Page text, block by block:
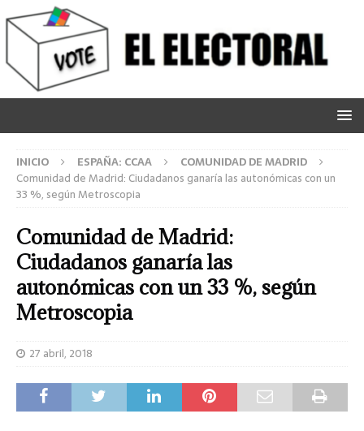
INICIO ESPAÑA: CCAA
COMUNIDAD DE MADRID
Comunidad de Madrid: Ciudadanos ganaría las autonómicas con un
33 %, según Metroscopia
Comunidad de Madrid:
Ciudadanos ganaría las
autonómicas con un 33 %, según
Metroscopia
27 abril, 2018